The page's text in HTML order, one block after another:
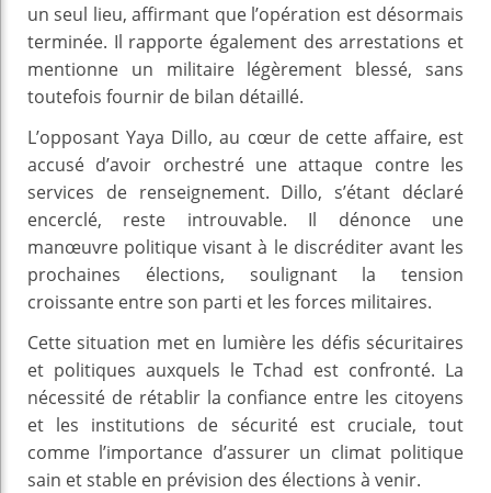
un seul lieu, affirmant que l’opération est désormais
terminée. Il rapporte également des arrestations et
mentionne un militaire légèrement blessé, sans
toutefois fournir de bilan détaillé.
L’opposant Yaya Dillo, au cœur de cette affaire, est
accusé d’avoir orchestré une attaque contre les
services de renseignement. Dillo, s’étant déclaré
encerclé, reste introuvable. Il dénonce une
manœuvre politique visant à le discréditer avant les
prochaines élections, soulignant la tension
croissante entre son parti et les forces militaires.
Cette situation met en lumière les défis sécuritaires
et politiques auxquels le Tchad est confronté. La
nécessité de rétablir la confiance entre les citoyens
et les institutions de sécurité est cruciale, tout
comme l’importance d’assurer un climat politique
sain et stable en prévision des élections à venir.